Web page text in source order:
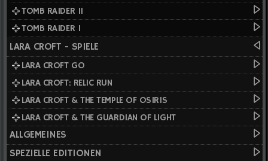
TOMB RAIDER II
TOMB RAIDER I
LARA CROFT - SPIELE
LARA CROFT GO
LARA CROFT: RELIC RUN
LARA CROFT & THE TEMPLE OF OSIRIS
LARA CROFT & THE GUARDIAN OF LIGHT
ALLGEMEINES
SPEZIELLE EDITIONEN